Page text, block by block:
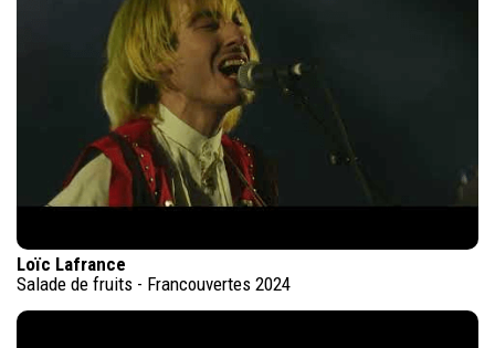
Loïc Lafrance
Salade de fruits - Francouvertes 2024